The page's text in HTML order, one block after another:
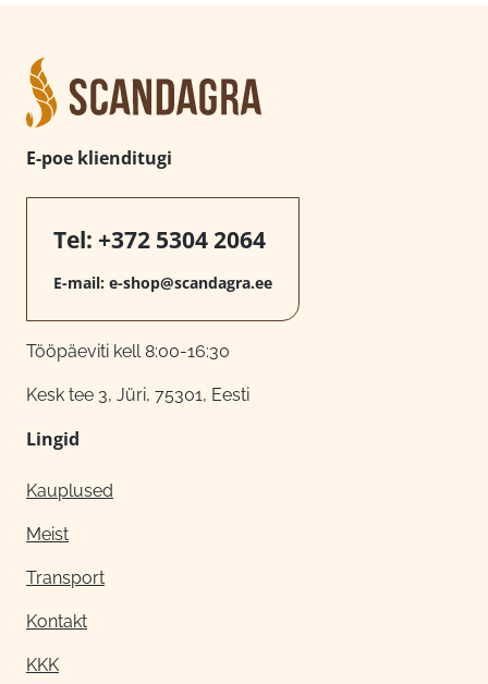
E-poe klienditugi
Tel: +372 5304 2064
E-mail: e-shop@scandagra.ee
Tööpäeviti kell 8:00-16:30
Kesk tee 3, Jüri, 75301, Eesti
Lingid
Kauplused
Meist
Transport
Kontakt
KKK